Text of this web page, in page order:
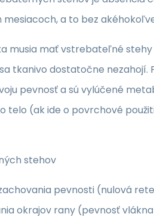
a to bez
musia mať vstrebateľné
tkanivo dostatočne
pevnosť a sú vylúčené
telo (ak ide o povrchové
stehov
pevnosti (nulová
okrajov rany (pevnosť